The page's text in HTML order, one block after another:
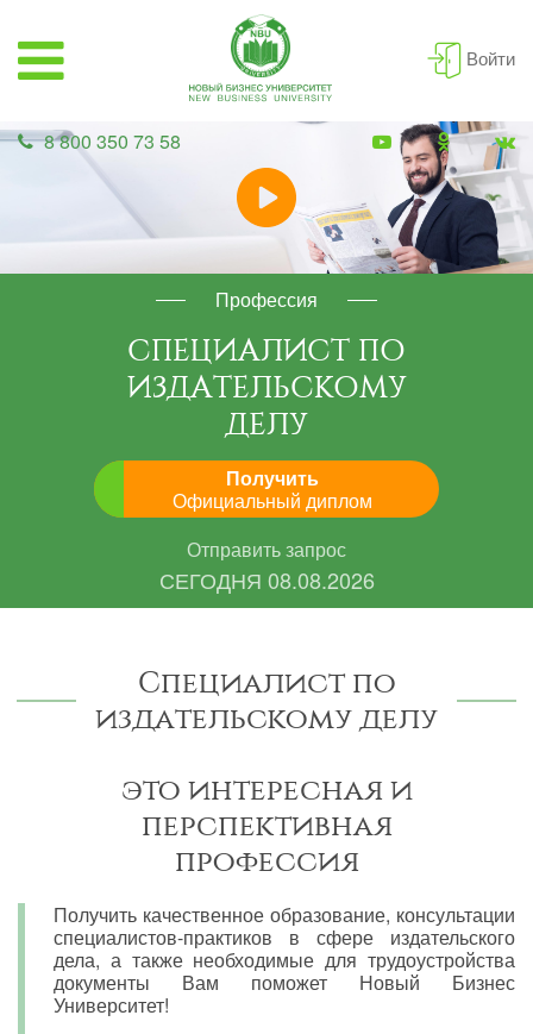
Войти
8 800 350 73 58
Профессия
СПЕЦИАЛИСТ ПО
ИЗДАТЕЛЬСКОМУ
ДЕЛУ
Получить
Официальный диплом
Отправить запрос
СЕГОДНЯ 08.08.2026
Специалист по
издательскому делу
это интересная и
перспективная
профессия
Получить качественное образование, консультации
специалистов-практиков в сфере издательского
дела, а также необходимые для трудоустройства
документы Вам поможет Новый Бизнес
Университет!